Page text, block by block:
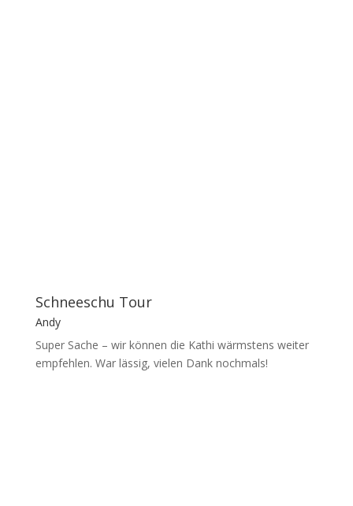
Schneeschu Tour
Andy
Super Sache – wir können die Kathi wärmstens weiter
empfehlen. War lässig, vielen Dank nochmals!